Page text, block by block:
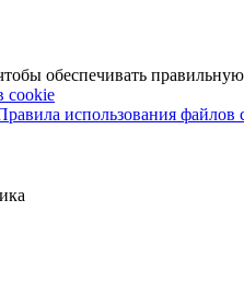
обеспечивать правильную
cookie
использования файлов